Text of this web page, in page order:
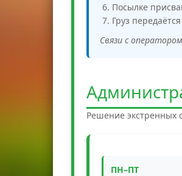
Посылке
Груз
Связи с
Решение экстренных
ПН–ПТ